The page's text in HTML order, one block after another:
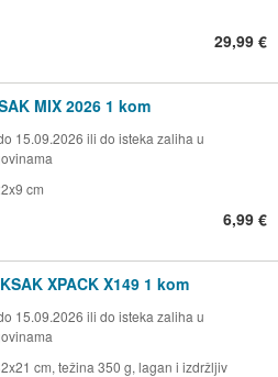
29,99 €
MIX 2026 1 kom
15.09.2026 ili do isteka zaliha u
cm
6,99 €
XPACK X149 1 kom
15.09.2026 ili do isteka zaliha u
cm, težina 350 g, lagan i izdržljiv